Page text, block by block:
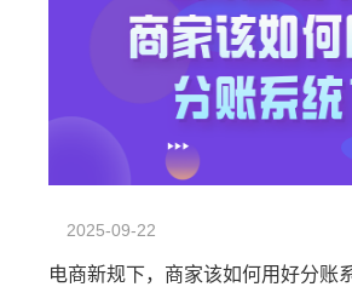
2025-09-22
电商新规下，商家该如何用好分账